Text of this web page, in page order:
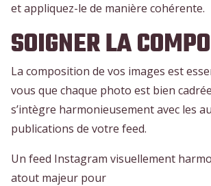
et appliquez-le de manière cohérente.
SOIGNER LA
La composition de vos images est
vous que chaque photo est bien
s’intègre harmonieusement avec les
publications de votre feed.
Un feed Instagram visuellement
atout majeur pour